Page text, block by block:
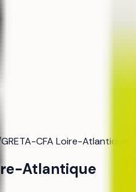
GRETA-CFA Loire-Atlantique
Atlantique